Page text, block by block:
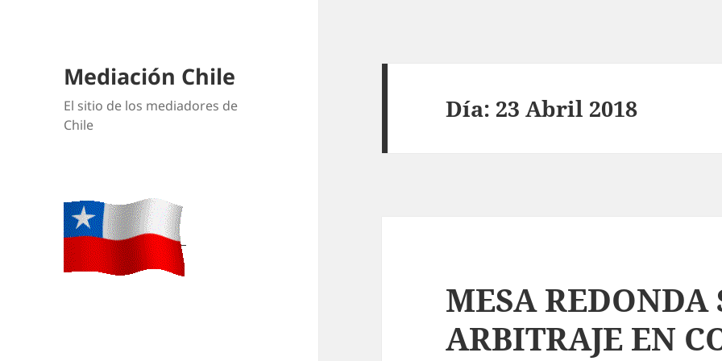
Mediación Chile
El sitio de los mediadores de
Chile
Día: 23 Abril 2018
MESA REDONDA
ARBITRAJE EN